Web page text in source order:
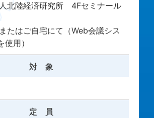
北陸経済研究所 4Fセミナール
たはご自宅にて（Web会議シス
用）
対 象
定 員